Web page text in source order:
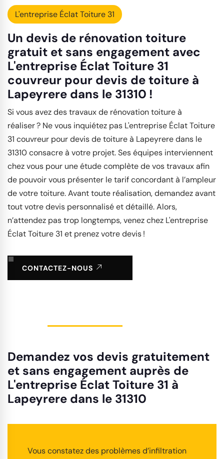
L'entreprise Éclat Toiture 31
Un devis de rénovation toiture
gratuit et sans engagement avec
L'entreprise Éclat Toiture 31
couvreur pour devis de toiture à
Lapeyrere dans le 31310 !
Si vous avez des travaux de rénovation toiture à
réaliser ? Ne vous inquiétez pas L'entreprise Éclat Toiture
31 couvreur pour devis de toiture à Lapeyrere dans le
31310 consacre à votre projet. Ses équipes interviennent
chez vous pour une étude complète de vos travaux afin
de pouvoir vous présenter le tarif concordant à l’ampleur
de votre toiture. Avant toute réalisation, demandez avant
tout votre devis personnalisé et détaillé. Alors,
n’attendez pas trop longtemps, venez chez L'entreprise
Éclat Toiture 31 et prenez votre devis !
CONTACTEZ-NOUS
Demandez vos devis gratuitement
et sans engagement auprès de
L'entreprise Éclat Toiture 31 à
Lapeyrere dans le 31310
Vous constatez des problèmes d’infiltration